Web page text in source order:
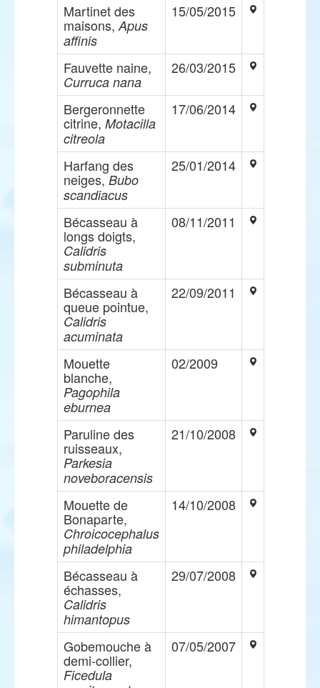
Martinet des
maisons, Apus
affinis
15/05/2015
Fauvette naine,
Curruca nana
26/03/2015
Bergeronnette
citrine, Motacilla
citreola
17/06/2014
Harfang des
neiges,Bubo
scandiacus
25/01/2014
Bécasseau à
longs doigts,
Calidris
subminuta
08/11/2011
Bécasseau à
queue pointue,
Calidris
acuminata
22/09/2011
Mouette
blanche,
Pagophila
eburnea
02/2009
Paruline des
ruisseaux,
Parkesia
noveboracensis
21/10/2008
Mouette de
Bonaparte,
Chroicocephalus
philadelphia
14/10/2008
Bécasseau à
échasses,
Calidris
himantopus
29/07/2008
Gobemouche à
demi-collier,
Ficedula
07/05/2007